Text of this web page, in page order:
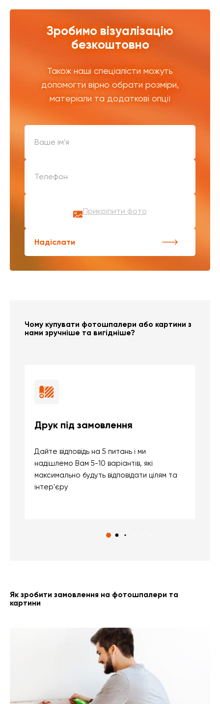
Зробимо візуалізацію
безкоштовно
Також наші спеціалісти можуть
допомогти вірно обрати розміри,
матеріали та додаткові опції
Прикріпити фото
Надіслати
Чому купувати фотошпалери або картини з
нами зручніше та вигідніше?
Друк під замовлення
Дайте відповідь на 5 питань і ми
надішлемо Вам 5-10 варіантів, які
максимально будуть відповідати цілям та
інтер'єру
Як зробити замовлення на фотошпалери та
картини